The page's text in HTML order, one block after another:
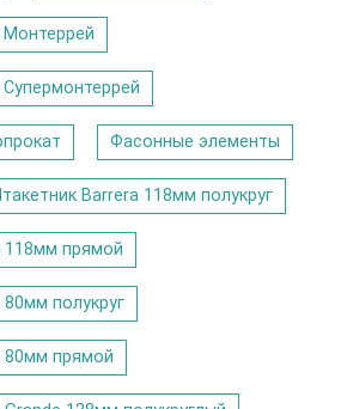
Фасонные элементы
Barrera 118мм полукруг
118мм прямой
полукруг
80мм прямой